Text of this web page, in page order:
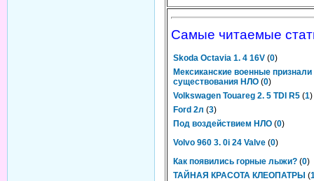
Самые читаемые
Skoda Octavia 1. 4 16V (0)
Мексиканские военные
существования НЛО (0)
Volkswagen Touareg 2. 5 TDI R5 (1)
Ford 2л (3)
Под воздействием НЛО (0)
Volvo 960 3. 0i 24 Valve (0)
Как появились горные лыжи? (0)
ТАЙНАЯ КРАСОТА КЛЕОПАТРЫ (